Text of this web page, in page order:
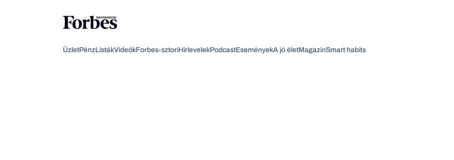
ÜzletPénzListákVideókForbes-sztoriHírlevelekPodcastEseményekA jó életMagazinSmart habits